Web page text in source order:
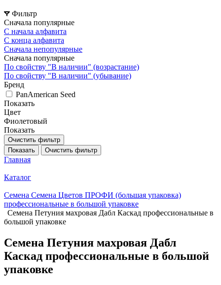
Фильтр
Сначала популярные
С начала алфавита
С конца алфавита
Сначала непопулярные
Сначала популярные
По свойству "В наличии" (возрастание)
По свойству "В наличии" (убывание)
Бренд
PanAmerican Seed
Показать
Цвет
Фиолетовый
Показать
Очистить фильтр
Показать
Очистить фильтр
Главная
Каталог
Семена Семена Цветов ПРОФИ (большая упаковка)
профессиональные в большой упаковке
Семена Петуния махровая Дабл Каскад профессиональные в
большой упаковке
Семена Петуния махровая Дабл
Каскад профессиональные в большой
упаковке